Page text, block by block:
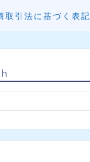
取引法に基づく表記